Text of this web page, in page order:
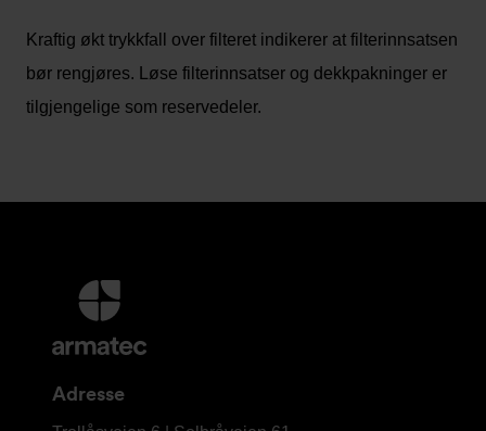
Kraftig økt trykkfall over filteret indikerer at filterinnsatsen
bør rengjøres. Løse filterinnsatser og dekkpakninger er
tilgjengelige som reservedeler.
Mer
informasjon
og
Adresse